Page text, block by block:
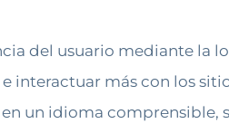
del usuario mediante la
interactuar más con los
un idioma comprensible,